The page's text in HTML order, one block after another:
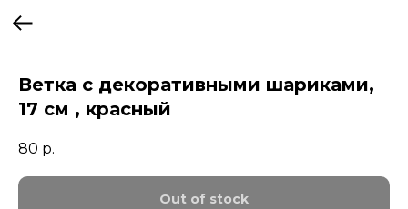
Ветка с декоративными шариками,
17 см , красный
80 р.
Out of stock